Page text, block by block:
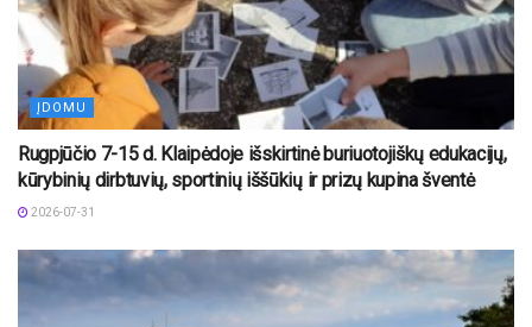
ĮDOMU
Rugpjūčio 7-15 d. Klaipėdoje išskirtinė buriuotojiškų edukacijų,
kūrybinių dirbtuvių, sportinių iššūkių ir prizų kupina šventė
2026-07-31